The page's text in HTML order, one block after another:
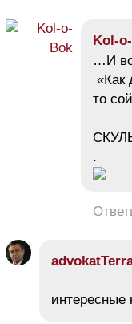
Kol-
…И
«Как
то
.
интересные